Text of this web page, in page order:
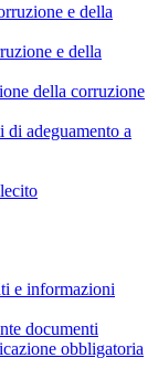
e della
e della
della corruzione
adeguamento a
e informazioni
documenti
obbligatoria